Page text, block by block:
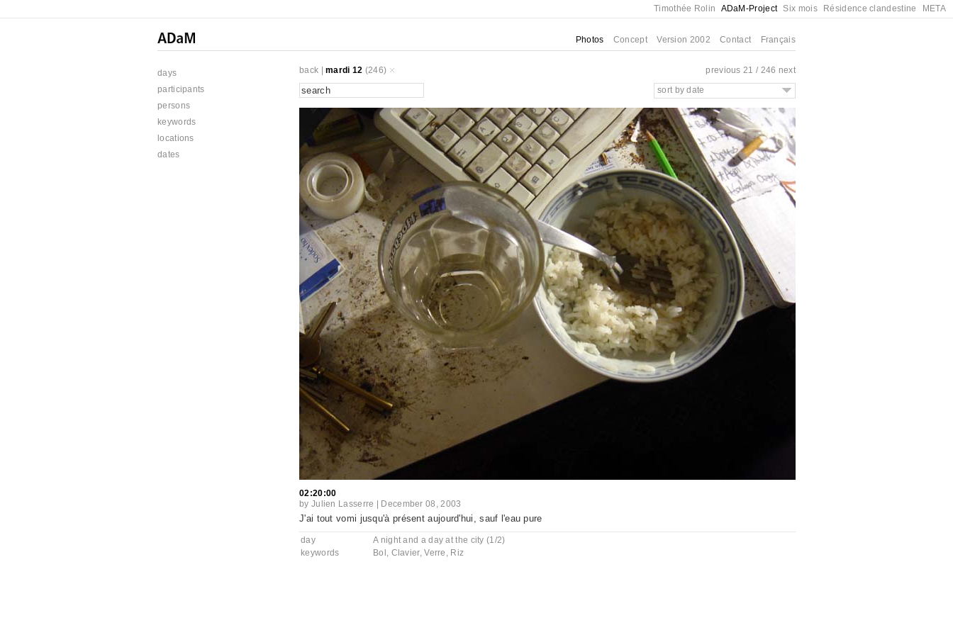
Timothée Rolin ADaM-Project Six mois Résidence clandestine META
Photos Concept Version 2002 Contact Français
days
participants
persons
keywords
locations
dates
back |mardi 12 (246) previous 21 / 246 next
sort by date
02:20:00
by Julien Lasserre December 08, 2003
J'ai tout vomi jusqu'à présent aujourd'hui, sauf l'eau pure
day
A night and a day at the city (1/2)
keywords
Bol , Clavier,Verre , Riz